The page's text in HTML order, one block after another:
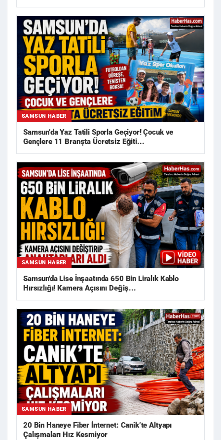
SAMSUN HABER
Samsun’da Yaz Tatili Sporla Geçiyor! Çocuk ve
Gençlere 11 Branşta Ücretsiz Eğiti...
SAMSUN HABER
Samsun'da Lise İnşaatında 650 Bin Liralık Kablo
Hırsızlığı! Kamera Açısını Değiş...
SAMSUN HABER
20 Bin Haneye Fiber İnternet: Canik’te Altyapı
Çalışmaları Hız Kesmiyor